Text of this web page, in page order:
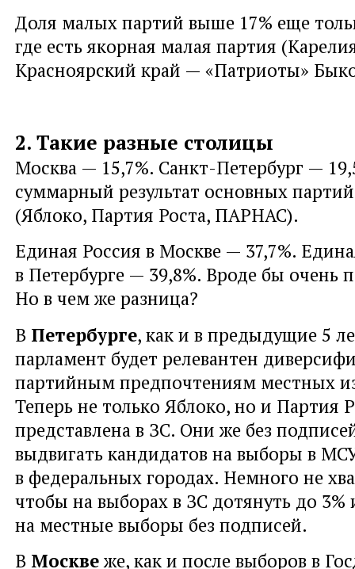
Доля малых партий выше 17% еще
где есть якорная малая партия
Красноярский край — «Патриоты»
2. Такие разные столицы
Москва — 15,7%. Санкт-Петербург —
суммарный результат основных
(Яблоко, Партия Роста, ПАРНАС).
Единая Россия в Москве — 37,7%.
в Петербурге — 39,8%. Вроде бы очень
Но в чем же разница?
В Петербурге, как и в предыдущие 5
парламент будет релевантен
партийным предпочтениям местных
Теперь не только Яблоко, но и Партия
представлена в ЗС. Они же без
выдвигать кандидатов на выборы в
в федеральных городах. Немного не
чтобы на выборах в ЗС дотянуть до
на местные выборы без подписей.
В Москве же, как и после выборов в